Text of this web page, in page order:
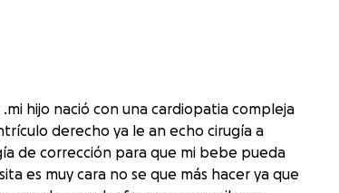
hijo nació con una cardiopatia compleja
derecho ya le an echo cirugía a
de corrección para que mi bebe pueda
es muy cara no se que más hacer ya que